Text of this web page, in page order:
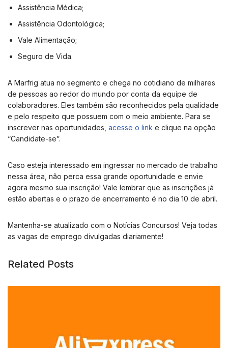
Assistência Médica;
Assistência Odontológica;
Vale Alimentação;
Seguro de Vida.
A Marfrig atua no segmento e chega no cotidiano de milhares
de pessoas ao redor do mundo por conta da equipe de
colaboradores. Eles também são reconhecidos pela qualidade
e pelo respeito que possuem com o meio ambiente. Para se
inscrever nas oportunidades, acesse o link e clique na opção
“Candidate-se”.
Caso esteja interessado em ingressar no mercado de trabalho
nessa área, não perca essa grande oportunidade e envie
agora mesmo sua inscrição! Vale lembrar que as inscrições já
estão abertas e o prazo de encerramento é no dia 10 de abril.
Mantenha-se atualizado com o Notícias Concursos! Veja todas
as vagas de emprego divulgadas diariamente!
Related Posts